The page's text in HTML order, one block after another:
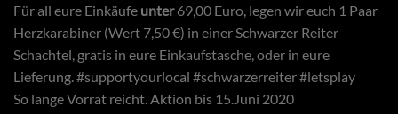
Für all eure Einkäufe unter69,00 Euro, legen wir euch 1 Paar
Herzkarabiner (Wert 7,50 €) in einer Schwarzer Reiter
Schachtel, gratis in eure Einkaufstasche, oder in eure
Lieferung. #supportyourlocal #schwarzerreiter #letsplay
So lange Vorrat reicht. Aktion bis 15.Juni 2020